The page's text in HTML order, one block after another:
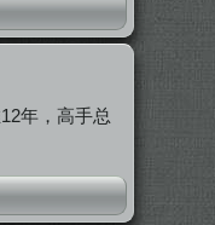
年，高手总